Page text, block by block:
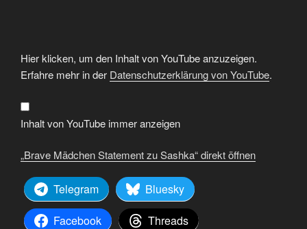
„Brave
Mädchen
Statement
zu
von
YouTube
anzeigen
Hier klicken, um den Inhalt von YouTube anzuzeigen.
Erfahre mehr in der Datenschutzerklärung von YouTube.
Inhalt von YouTube immer anzeigen
„Brave Mädchen Statement zu Sashka“ direkt öffnen
Telegram
Bluesky
Facebook
Threads